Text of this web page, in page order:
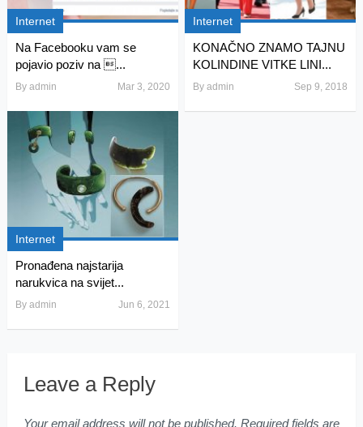
Internet
Na Facebooku vam se
pojavio poziv na ...
By admin Mar 3, 2020
Internet
KONAČNO ZNAMO TAJNU
KOLINDINE VITKE LINI...
Byadmin Sep 9, 2018
Internet
Pronađena najstarija
narukvica na svijet...
By admin Jun 6, 2021
Leave a Reply
Your email address will not be published. Required fields are